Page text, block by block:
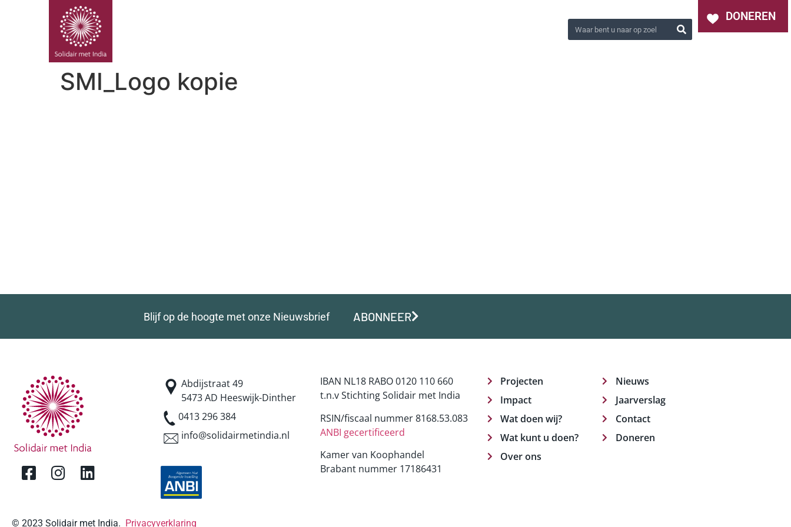
DONEREN
SMI_Logo kopie
Blijf op de hoogte met onze Nieuwsbrief ABONNEER
Abdijstraat 49
5473 AD Heeswijk-Dinther
0413 296 384
info@solidairmetindia.nl
IBAN NL18 RABO 0120 110 660
t.n.v Stichting Solidair met India
RSIN/fiscaal nummer 8168.53.083
ANBI gecertificeerd
Kamer van Koophandel
Brabant nummer 17186431
Projecten
Impact
Wat doen wij?
Wat kunt u doen?
Over ons
Nieuws
Jaarverslag
Contact
Doneren
© 2023 Solidair met India. Privacyverklaring